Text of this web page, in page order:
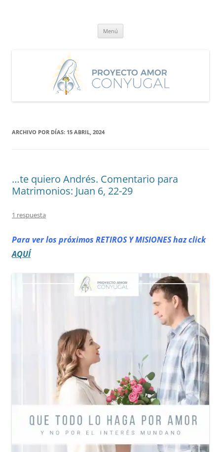
Menú
ARCHIVO POR DÍAS: 15 ABRIL, 2024
…te quiero Andrés. Comentario para
Matrimonios: Juan 6, 22-29
1 respuesta
Para ver los próximos RETIROSY MISIONES haz click
AQUÍ